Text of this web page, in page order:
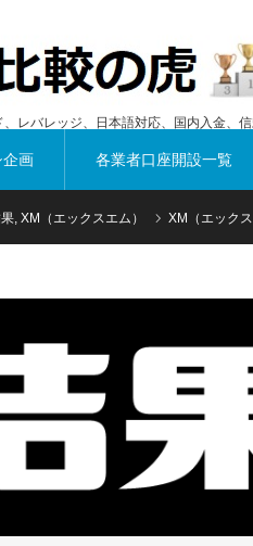
レバレッジ、日本語対応、国内入金、
企画 各業者口座開設一覧
, XM（エックスエム） XM（エック